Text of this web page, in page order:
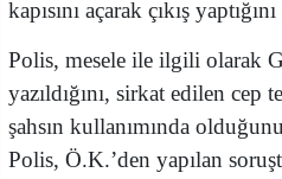
kapısını açarak çıkış
Polis, mesele ile ilgili olarak
yazıldığını, sirkat edilen
şahsın kullanımında
Polis, Ö.K.’den yapılan